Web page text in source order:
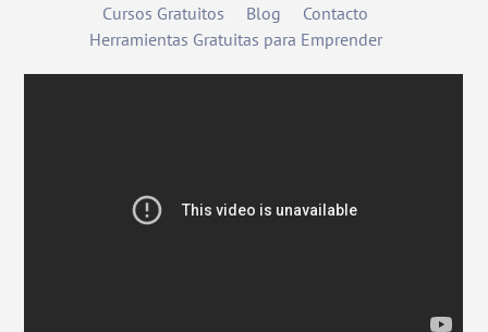
Cursos Gratuitos
Blog
Contacto
Herramientas Gratuitas para Emprender